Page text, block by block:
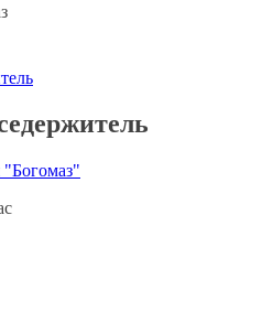
"Богомаз"